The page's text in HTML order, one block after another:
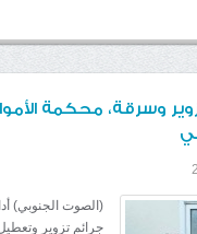
وسرقة، محكمة
(الصوت الجنوبي)
جرائم تزوير